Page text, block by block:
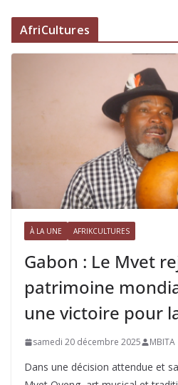
AfriCultures
À LA UNE AFRIKCULTURES
Gabon : Le Mvet
patrimoine
une victoire pour
samedi 20 décembre 2025 MBITA
Dans une décision attendue et